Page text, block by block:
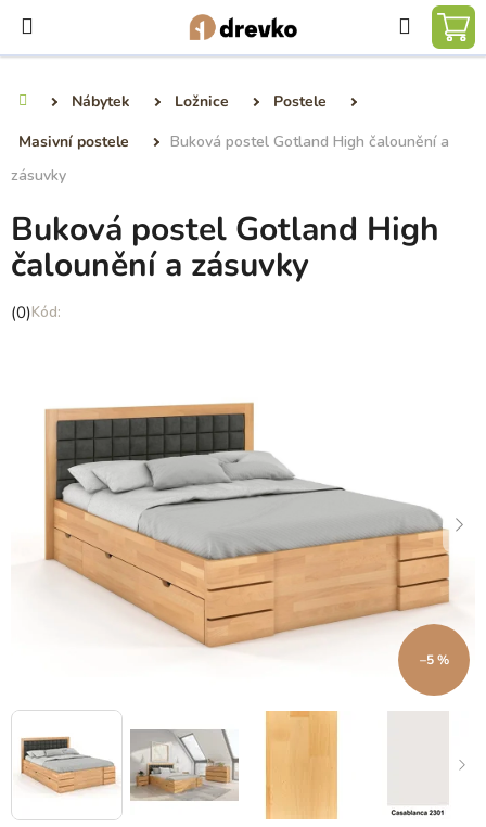
obsah
Hledat
Nábytek Ložnice
Postele
Masivní postele
Buková postel Gotland High čalounění a
zásuvky
Buková postel Gotland High
čalounění a zásuvky
Průměrné
hvězdiček.
(0)
–5 %